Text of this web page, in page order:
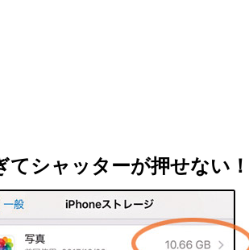
シャッターが押せない！